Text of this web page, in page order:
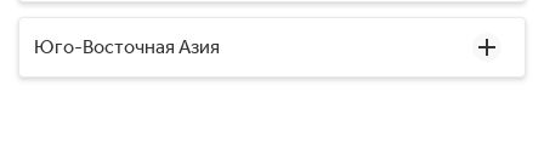
Юго-Восточная Азия